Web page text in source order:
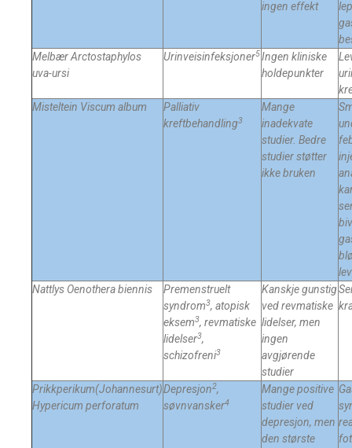
ingen effekt
Melbær Arctostaphylos
uva-ursi
Urinveisinfeksjoner5Ingen kliniske
holdepunkter
Misteltein Viscum album
Palliativ
kreftbehandling3
Mange
inadekvate
studier. Bedre
studier støtter
ikke bruken
Nattlys Oenothera biennis
Premenstruelt
syndrom3, atopisk
eksem3, revmatiske
lidelser3,
schizofreni3
Kanskje gunstig
ved revmatiske
lidelser, men
ingen
avgjørende
studier
Prikkperikum(Johannesurt)
Hypericum perforatum
Depresjon2,
søvnvansker4
Mange positive
studier ved
depresjon, men
den største